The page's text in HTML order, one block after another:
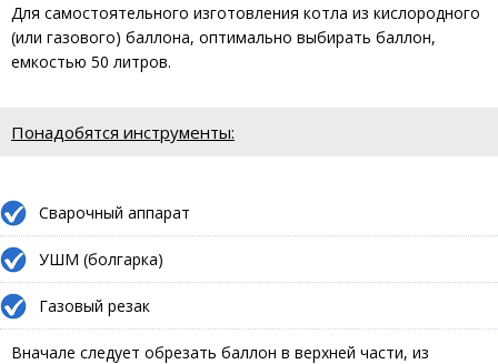
Для самостоятельного изготовления котла из кислородного
(или газового) баллона, оптимально выбирать баллон,
емкостью 50 литров.
Понадобятся инструменты:
Сварочный аппарат
УШМ (болгарка)
Газовый резак
Вначале следует обрезать баллон в верхней части, из